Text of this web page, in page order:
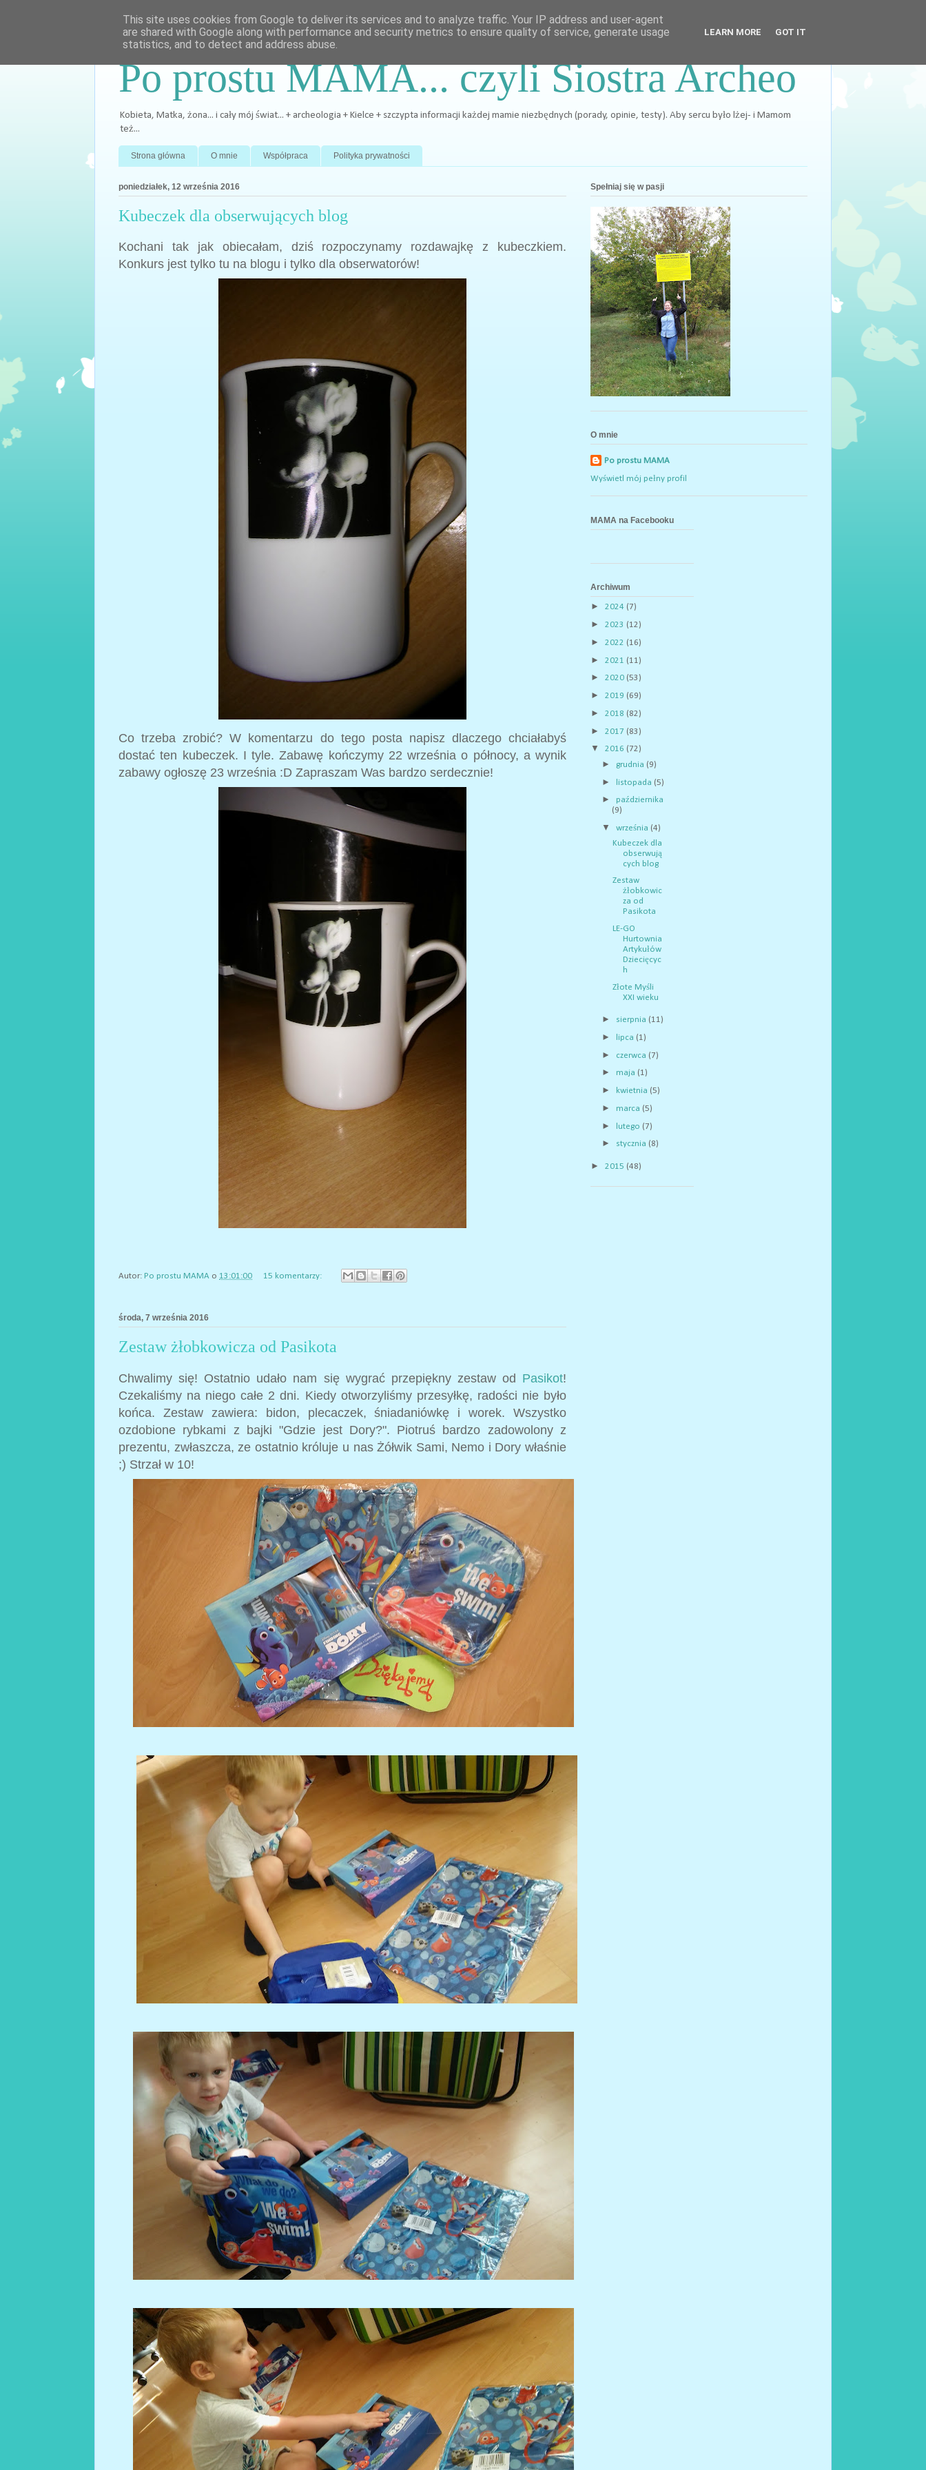
Po prostu MAMA... czyli Siostra Archeo
Kobieta, Matka, żona... i cały mój świat... + archeologia + Kielce + szczypta informacji każdej mamie niezbędnych (porady, opinie, testy). Aby sercu było lżej- i Mamom
też...
Strona główna O mnie Współpraca Polityka prywatności
poniedziałek, 12 września 2016
Kubeczek dla obserwujących blog
Kochani tak jak obiecałam, dziś rozpoczynamy rozdawajkę z kubeczkiem.
Konkurs jest tylko tu na blogu i tylko dla obserwatorów!
Co trzeba zrobić? W komentarzu do tego posta napisz dlaczego chciałabyś
dostać ten kubeczek. I tyle. Zabawę kończymy 22 września o północy, a wynik
zabawy ogłoszę 23 września :D Zapraszam Was bardzo serdecznie!
Autor: Po prostu MAMA o 13:01:00 15 komentarzy:
środa, 7 września 2016
Zestaw żłobkowicza od Pasikota
Chwalimy się! Ostatnio udało nam się wygrać przepiękny zestaw od Pasikot!
Czekaliśmy na niego całe 2 dni. Kiedy otworzyliśmy przesyłkę, radości nie było
końca. Zestaw zawiera: bidon, plecaczek, śniadaniówkę i worek. Wszystko
ozdobione rybkami z bajki "Gdzie jest Dory?". Piotruś bardzo zadowolony z
prezentu, zwłaszcza, ze ostatnio króluje u nas Żółwik Sami, Nemo i Dory właśnie
;) Strzał w 10!
Spełniaj się w pasji
O mnie
Po prostu MAMA
Wyświetl mój pełny profil
MAMA na Facebooku
Archiwum
► 2024 (7)
► 2023 (12)
► 2022 (16)
► 2021 (11)
► 2020 (53)
► 2019 (69)
► 2018 (82)
► 2017 (83)
▼ 2016 (72)
► grudnia (9)
► listopada (5)
►
października
(9)
▼ września (4)
Kubeczek dla
obserwują
cych blog
Zestaw
żłobkowic
za od
Pasikota
LE-GO
Hurtownia
Artykułów
Dziecięcyc
h
Złote Myśli
XXI wieku
► sierpnia (11)
► lipca (1)
► czerwca (7)
► maja (1)
► kwietnia (5)
► marca (5)
► lutego (7)
► stycznia (8)
► 2015 (48)
This site uses cookies from Google to deliver its services and to analyze traffic. Your IP address and user-agent
are shared with Google along with performance and security metrics to ensure quality of service, generate usage
statistics, and to detect and address abuse.
LEARN MORE GOT IT